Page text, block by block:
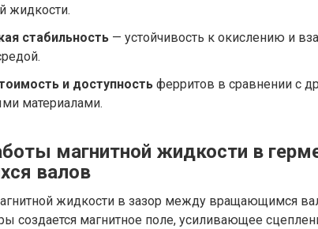
жидкости.
стабильность — устойчивость к окислению и
и доступность ферритов в сравнении с
материалами.
магнитной жидкости в
валов
жидкости в зазор между вращающимся
создается магнитное поле, усиливающее